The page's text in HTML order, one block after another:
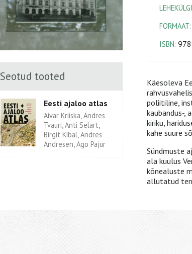
Seotud tooted
Eesti ajaloo atlas
Aivar Kriiska, Andres
Tvauri, Anti Selart,
Birgit Kibal, Andres
Andresen, Ago Pajur
FORMAAT:
ISBN:
Käesoleva
poliitiline,
kaubandus-,
kiriku,
kahe suure
Sündmuste
ala kuulus
kõnealuste
allutatud